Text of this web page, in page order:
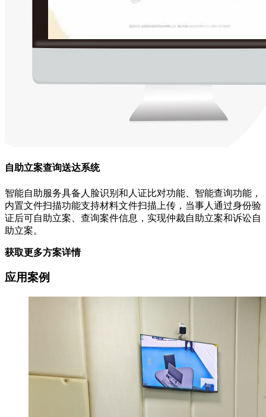
自助立案查询送达系统
智能自助服务具备人脸识别和人证比对功能、智能查询功能，
内置文件扫描功能支持材料文件扫描上传，当事人通过身份验
证后可自助立案、查询案件信息，实现仲裁自助立案和诉讼自
助立案。
获取更多方案详情
应用案例